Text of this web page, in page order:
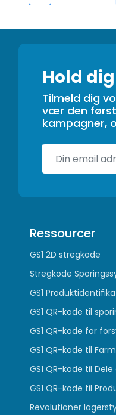
Hold
Tilmeld dig
vær den
kampagner,
Ressourcer
GS1 2D stregkode
Stregkode
GS1
GS1 QR-kode til
GS1 QR-kode for
GS1 QR-kode til
GS1 QR-kode til
GS1 QR-kode til
Revolutioner